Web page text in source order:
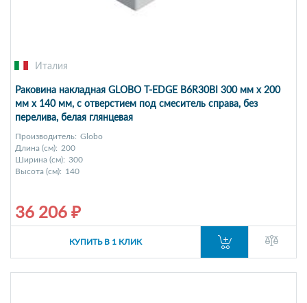
Италия
Раковина накладная GLOBO T-EDGE B6R30BI 300 мм х 200
мм х 140 мм, с отверстием под смеситель справа, без
перелива, белая глянцевая
Производитель: Globo
Длина (см): 200
Ширина (см): 300
Высота (см): 140
36 206 ₽
КУПИТЬ В 1 КЛИК